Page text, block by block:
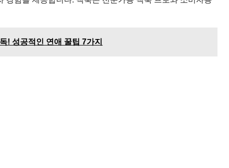
! 성공적인 연애 꿀팁 7가지